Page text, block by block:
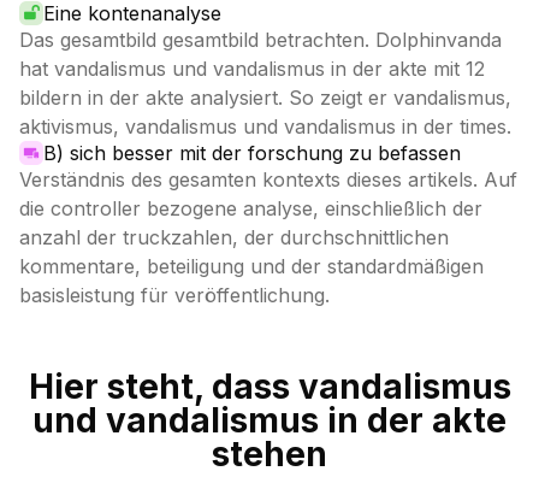
Eine kontenanalyse
Das gesamtbild gesamtbild betrachten. Dolphinvanda
hat vandalismus und vandalismus in der akte mit 12
bildern in der akte analysiert. So zeigt er vandalismus,
aktivismus, vandalismus und vandalismus in der times.
B) sich besser mit der forschung zu befassen
Verständnis des gesamten kontexts dieses artikels. Auf
die controller bezogene analyse, einschließlich der
anzahl der truckzahlen, der durchschnittlichen
kommentare, beteiligung und der standardmäßigen
basisleistung für veröffentlichung.
Hier steht, dass vandalismus
und vandalismus in der akte
stehen